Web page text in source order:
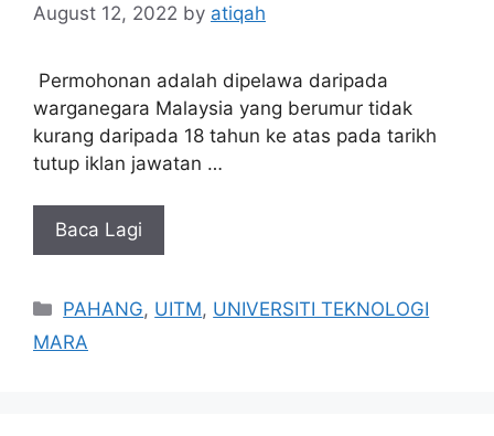
August 12, 2022 by atiqah
Permohonan adalah dipelawa daripada
warganegara Malaysia yang berumur tidak
kurang daripada 18 tahun ke atas pada tarikh
tutup iklan jawatan …
Baca Lagi
Categories
PAHANG, UITM, UNIVERSITI TEKNOLOGI
MARA